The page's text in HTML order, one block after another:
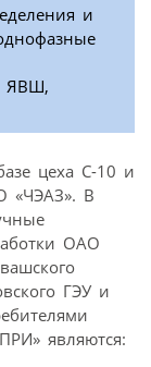
и
ЯВШ,
цеха С-10 и
«ЧЭАЗ». В
ОАО
ГЭУ и
являются: